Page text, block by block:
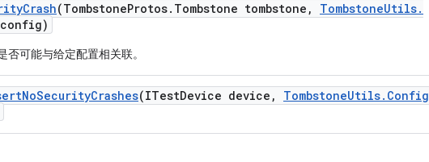
Crash(TombstoneProtos. Tombstone tombstone , TombstoneUtils.
config)
否可能与给定配置相关联。
NoSecurityCrashes(ITestDevice device , TombstoneUtils. Config